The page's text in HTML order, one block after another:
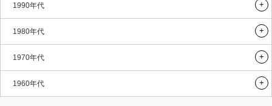
1990年代
1980年代
1970年代
1960年代